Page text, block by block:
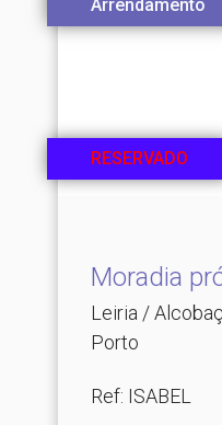
Arrendamento
RESERVADO
Moradia
Leiria /
Porto
Ref: ISABEL